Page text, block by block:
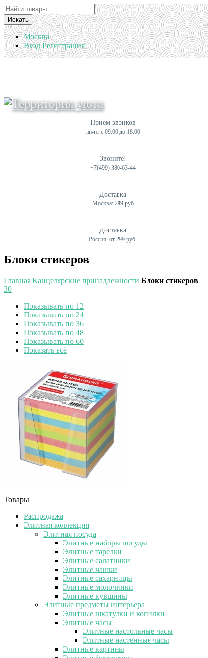
Искать
Москва
Вход Регистрация
Прием звонков
пн-пт с 09:00 до 18:00
Звоните!
+7(499) 380-63-44
Доставка
Москва: 299 руб
Доставка
Россия: от 299 руб.
Блоки стикеров
Главная Канцелярские принадлежности Блоки стикеров
30
Показывать по 12
Показывать по 24
Показывать по 36
Показывать по 48
Показывать по 60
Показать всё
Товары
Распродажа
Элитная коллекция
Элитная посуда
Элитные наборы посуды
Элитные тарелки
Элитные салатники
Элитные чашки
Элитные сахарницы
Элитные молочники
Элитные кувшины
Элитные предметы интерьера
Элитные шкатулки и копилки
Элитные часы
Элитные настольные часы
Элитные настенные часы
Элитные картины